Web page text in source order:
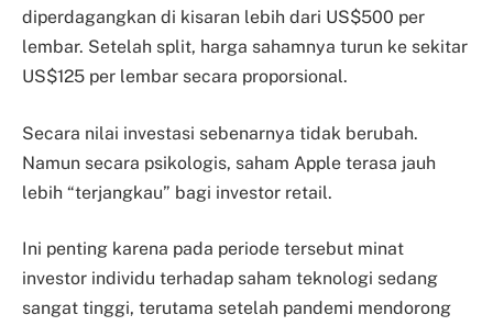
diperdagangkan di kisaran lebih dari US$500 per
lembar. Setelah split, harga sahamnya turun ke sekitar
US$125 per lembar secara proporsional.
Secara nilai investasi sebenarnya tidak berubah.
Namun secara psikologis, saham Apple terasa jauh
lebih “terjangkau” bagi investor retail.
Ini penting karena pada periode tersebut minat
investor individu terhadap saham teknologi sedang
sangat tinggi, terutama setelah pandemi mendorong